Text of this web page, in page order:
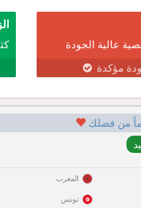
عالية الجودة
مؤكدة
من فضلك
المغرب
تونس